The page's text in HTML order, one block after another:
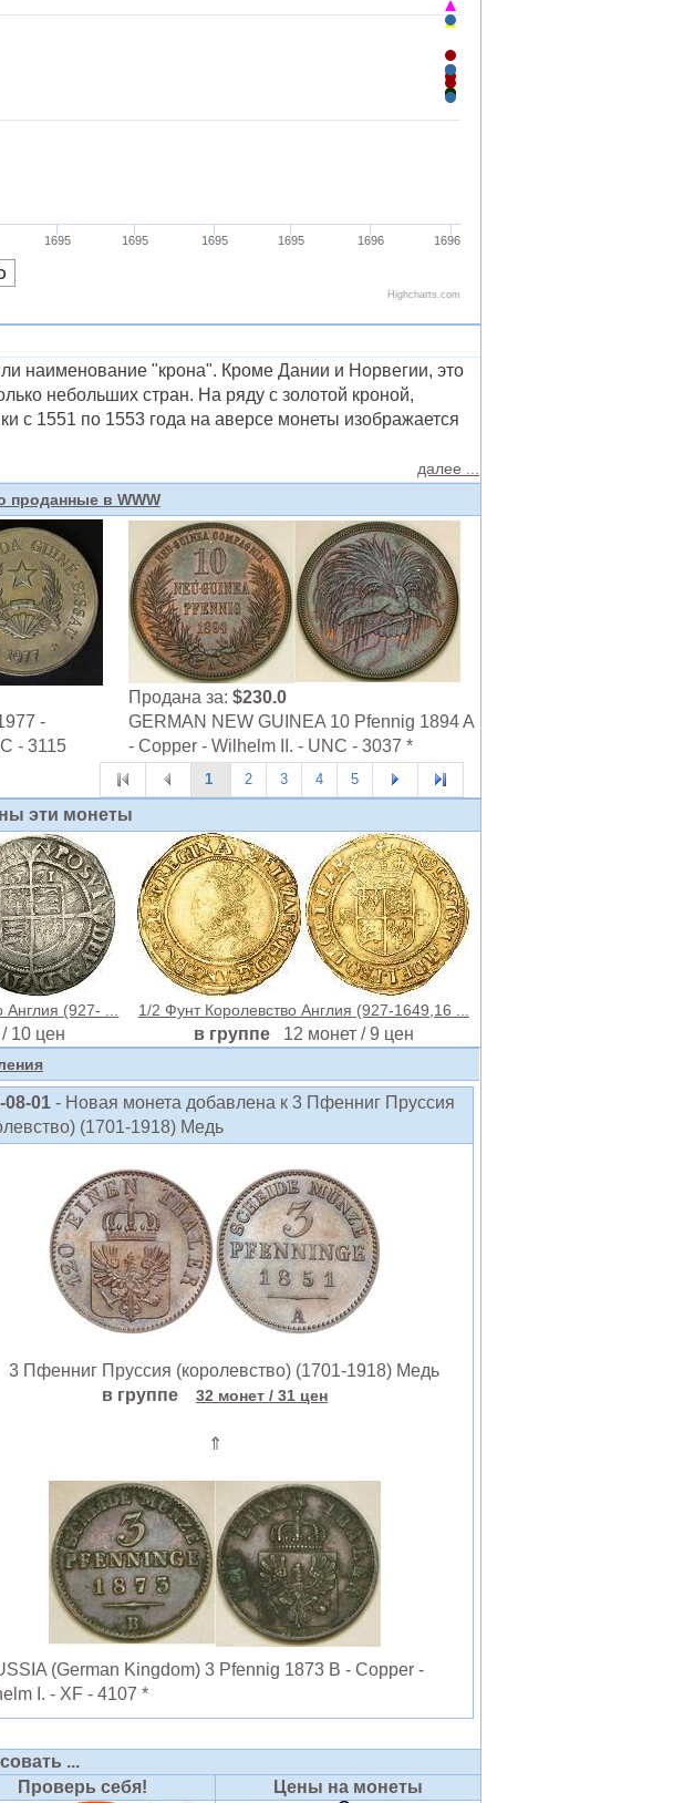
наименование "крона". Кроме Дании и Норвегии, это
небольших стран. На ряду с золотой кроной,
с 1551 по 1553 года на аверсе монеты изображается
далее ...
проданные в WWW
-
- 3115
Продана за: $230.0
GERMAN NEW GUINEA 10 Pfennig 1894 A
- Copper - Wilhelm II. - UNC - 3037 *
1 2 3 4 5
эти монеты
(927- ...
10 цен
1/2 Фунт Королевство Англия (927-1649,16 ...
в группе 12 монет / 9 цен
08-01 - Новая монета добавлена к 3 Пфенниг Пруссия
(1701-1918) Медь
3 Пфенниг Пруссия (королевство) (1701-1918) Медь
в группе
32 монет / 31 цен
⇑
(German Kingdom) 3 Pfennig 1873 B - Copper -
I. - XF - 4107 *
...
Проверь себя! Цены на монеты